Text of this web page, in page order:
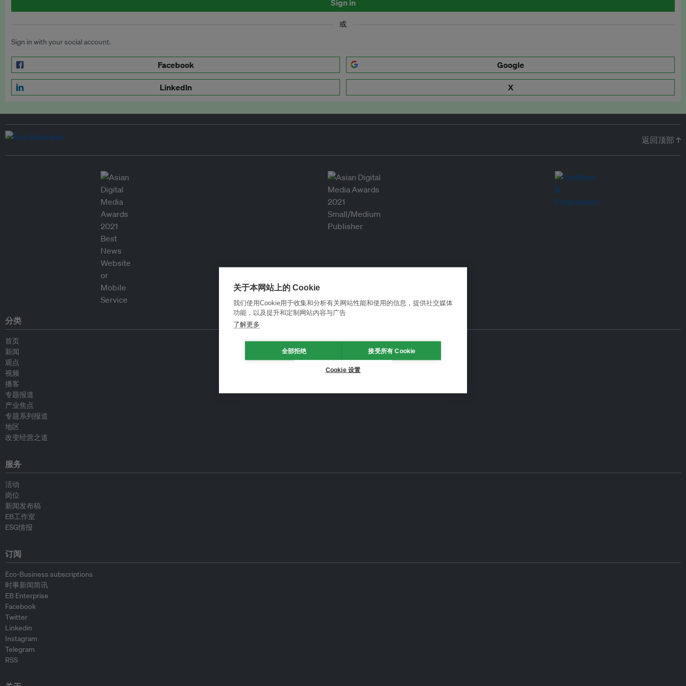
Sign in
或
Sign in with your social account.
Facebook Google
LinkedIn X
返回顶部 ↑
分类
首页
新闻
观点
视频
播客
专题报道
产业焦点
专题系列报道
地区
改变经营之道
服务
活动
岗位
新闻发布稿
EB工作室
ESG情报
订阅
Eco-Business subscriptions
时事新闻简讯
EB Enterprise
Facebook
Twitter
Linkedin
Instagram
Telegram
RSS
关于本网站上的 Cookie
我们使用Cookie用于收集和分析有关网站性能和使用的信息，提供社交媒体
功能，以及提升和定制网站内容与广告
了解更多
全部拒绝 接受所有 Cookie
Cookie 设置